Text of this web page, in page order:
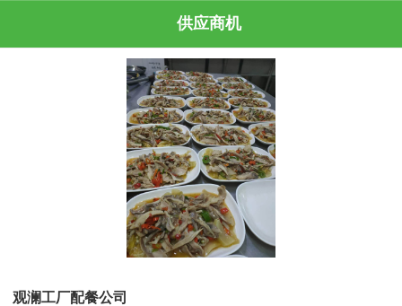
供应商机
观澜工厂配餐公司